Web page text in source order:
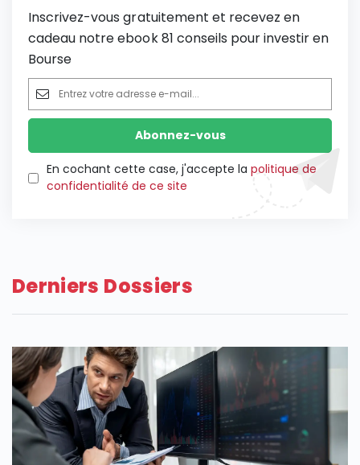
Inscrivez-vous gratuitement et recevez en
cadeau notre ebook 81 conseils pour investir en
Bourse
En cochant cette case, j'accepte la politique de
confidentialité de ce site
Derniers Dossiers